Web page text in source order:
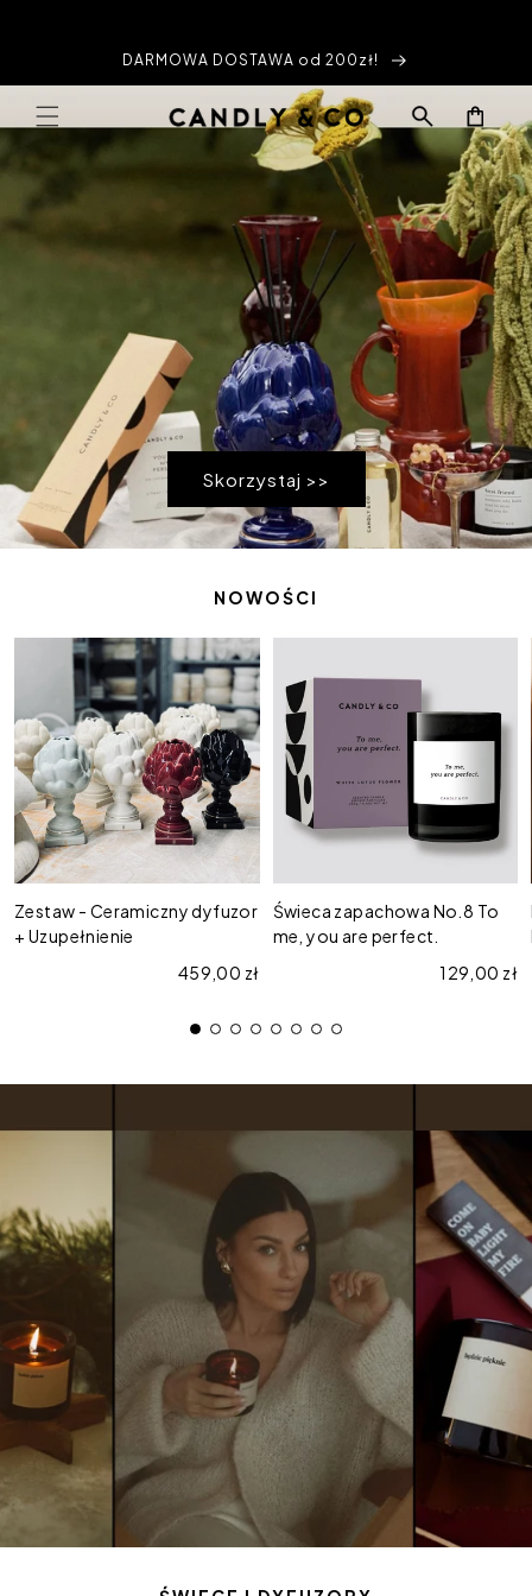
DARMOWA DOSTAWA od 200zł!
Koszyk
Skorzystaj >>
NOWOŚCI
Zestaw
Ceramiczny
dyfuzor
+
Uzupełnienie
Zestaw - Ceramiczny dyfuzor
+ Uzupełnienie
Cena regularna
459,00 zł
zapachowa
No.8
To
me,
you
perfect.
Świeca zapachowa No.8 To
me, you are perfect.
Cena
129,00 zł